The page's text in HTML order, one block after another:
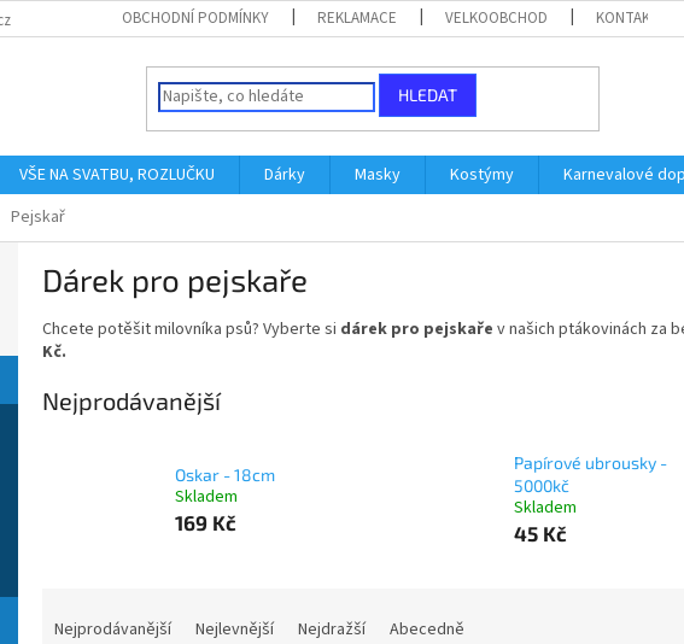
OBCHODNÍ PODMÍNKY REKLAMACE VELKOOBCHOD KONTAKTY
HLEDAT
VŠE NA SVATBU, ROZLUČKU Dárky Masky Kostýmy Karnevalové
Pejskař
Dárek pro pejskaře
Chcete potěšit milovníka psů? Vyberte si dárek pro pejskaře v našich ptákovinách za
Kč.
Nejprodávanější
Oskar - 18cm
Skladem
169 Kč
Papírové ubrousky -
5000kč
Skladem
45 Kč
Nejprodávanější Nejlevnější Nejdražší Abecedně